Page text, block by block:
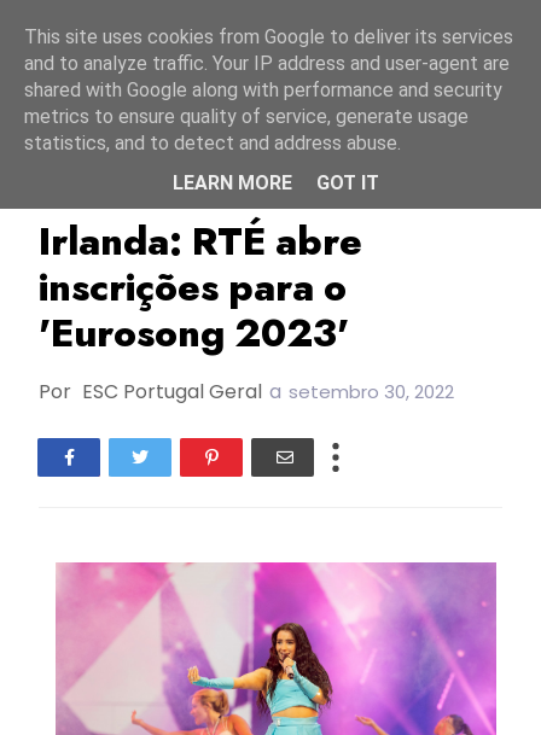
Eurosong 2023 Irlanda
Irlanda: RTÉ abre
inscrições para o
'Eurosong 2023'
Por ESC Portugal Geral a setembro 30, 2022
This site uses cookies from Google to deliver its services
and to analyze traffic. Your IP address and user-agent are
shared with Google along with performance and security
metrics to ensure quality of service, generate usage
statistics, and to detect and address abuse.
LEARN MORE
GOT IT